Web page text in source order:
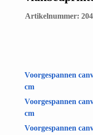
Artikelnummer:
Voorgespannen
cm
Voorgespannen
cm
Voorgespannen